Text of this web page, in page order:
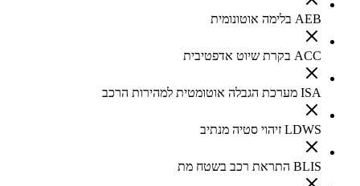
AEB בלימה אוטונומית
ACC בקרת שיוט אדפטיבית
ISA מערכת הגבלה אוטומטית למהירות הרכב
LDWS זיהוי סטיה מנתיב
BLIS התראת רכב בשטח מת